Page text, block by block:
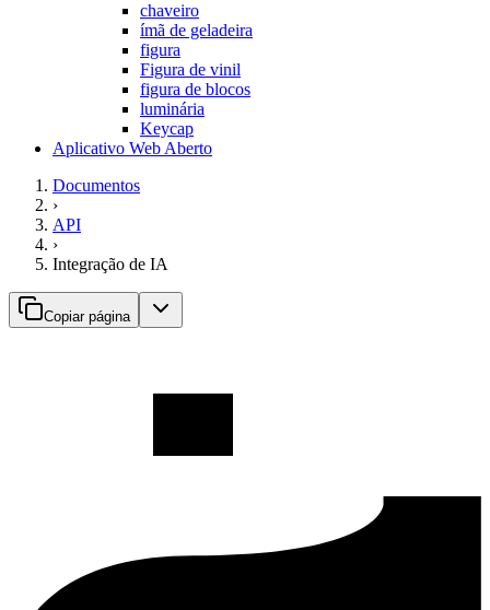
chaveiro
ímã de geladeira
figura
Figura de vinil
figura de blocos
luminária
Keycap
Aplicativo Web Aberto
Documentos
›
API
›
Integração de IA
Copiar página